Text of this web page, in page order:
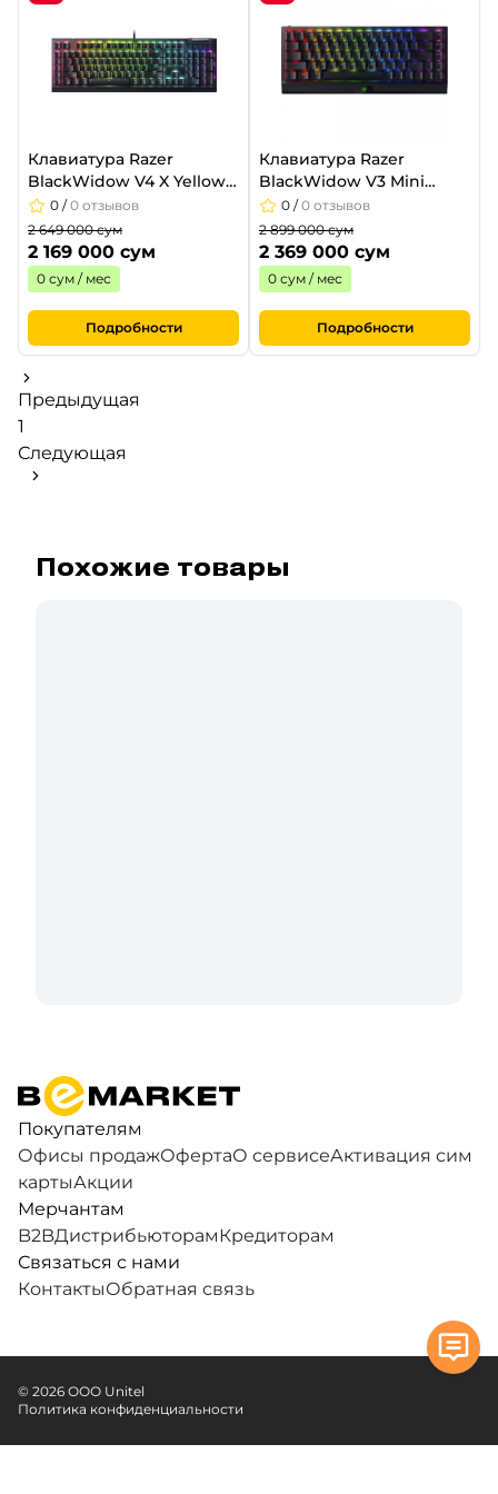
Клавиатура Razer
BlackWidow V4 X Yellow
Switch
0 /0 отзывов
2 649 000 сум
2 169 000 сум
0 сум / мес
Подробности
Клавиатура Razer
BlackWidow V3 Mini
HyperSpeed Green
0 /0 отзывов
2 899 000 сум
2 369 000 сум
0 сум / мес
Подробности
Предыдущая
1
Следующая
Похожие товары
Покупателям
Офисы продажОфертаО сервисеАктивация сим
картыАкции
Мерчантам
B2BДистрибьюторамКредиторам
Связаться с нами
КонтактыОбратная связь
© 2026 ООО Unitel
Политика конфиденциальности